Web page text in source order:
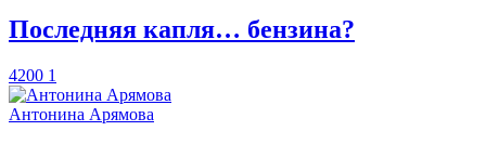
​Последняя капля… бензина?
4200 1
Антонина Арямова